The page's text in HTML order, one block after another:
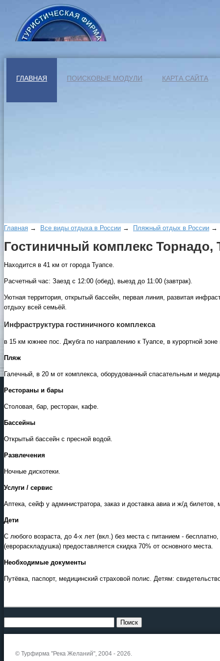
ГЛАВНАЯ ПОИСКОВЫЕ МОДУЛИ КАРТА САЙТА
Главная → Все виды отдыха в России → Пляжный отдых в России
Гостиничный комплекс Торнадо,
Находится в 41 км от города Туапсе.
Расчетный час: Заезд с 12:00 (обед), выезд до 11:00 (завтрак).
Уютная территория, открытый бассейн, первая линия, развитая
отдыху всей семьёй.
Инфраструктура гостиничного комплекса
в 15 км южнее пос. Джубга по направлению к Туапсе, в курортной
Пляж
Галечный, в 20 м от комплекса, оборудованный спасательным и
Рестораны и бары
Столовая, бар, ресторан, кафе.
Бассейны
Открытый бассейн с пресной водой.
Развлечения
Ночные дискотеки.
Услуги / сервис
Аптека, сейф у администратора, заказ и доставка авиа и ж/д
Дети
С любого возраста, до 4-х лет (вкл.) без места с питанием -
(еврораскладушка) предоставляется скидка 70% от основного места.
Необходимые документы
Путёвка, паспорт, медицинский страховой полис. Детям:
© Турфирма "Река Желаний", 2004 - 2026.